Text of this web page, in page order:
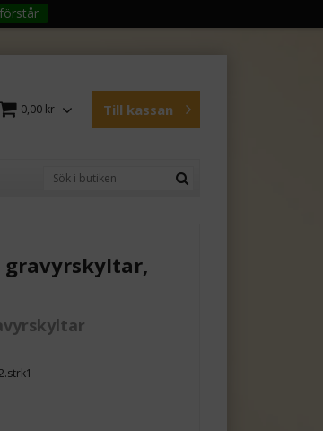
0,00 kr Till kassan
gravyrskyltar,